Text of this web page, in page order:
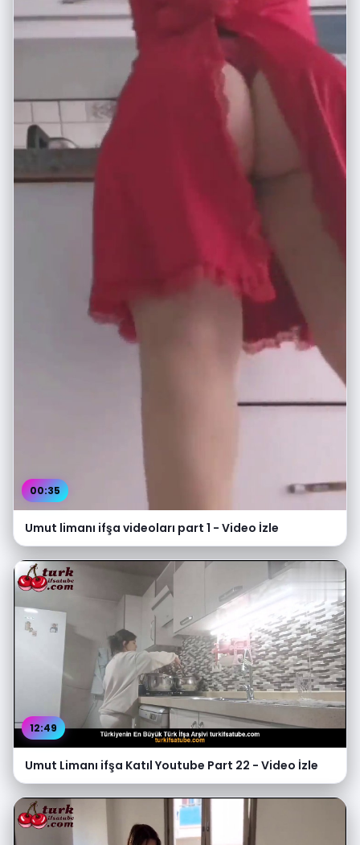
00:35
Umut limanı ifşa videoları part 1 - Video İzle
12:49
Umut Limanı ifşa Katıl Youtube Part 22 - Video İzle